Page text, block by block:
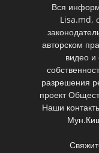
Вся
Lisa.md,
авторском
видео
разрешения
проект
Наши